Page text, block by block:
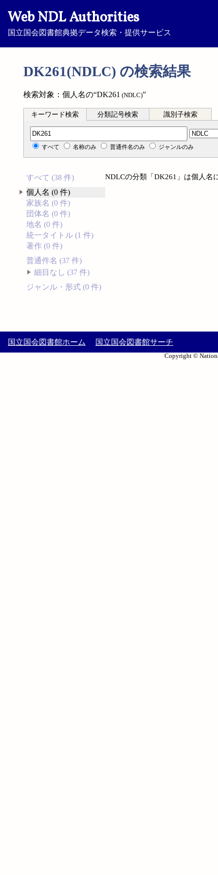
Web NDL Authorities
国立国会図書館典拠データ検索・提供サービス
DK261(NDLC) の検索結果
検索対象：個人名の“DK261 (NDLC)”
キーワード検索 分類記号検索 識別子検索
分類記号検索
すべて 名称のみ 普通件名のみ ジャンルのみ
すべて (38 件)
個人名 (0 件)
家族名 (0 件)
団体名 (0 件)
地名 (0 件)
統一タイトル (1 件)
著作 (0 件)
普通件名 (37 件)
細目なし (37 件)
ジャンル・形式 (0 件)
NDLCの分類「DK261」は個人名
国立国会図書館ホーム 国立国会図書館サーチ
Copyright ©